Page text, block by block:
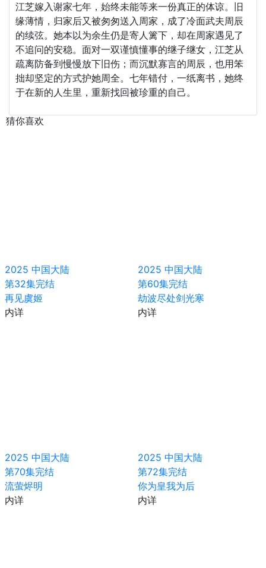
江芝嫁入谢家七年，始终未能等来一份真正的体谅。旧
缘薄情，归家后又被匆匆送入周家，成了冷面武夫周辰
的续弦。她本以为余生仍是寄人篱下，却在周家遇见了
不追问的安稳。面对一双谨慎懂事的继子继女，江芝从
疏离防备到慢慢放下旧伤；而沉默寡言的周辰，也用笨
拙却坚定的方式护她周全。七年错付，一纸离书，她终
于在新的人生里，重新找回被珍重的自己。
猜你喜欢
2025 中国大陆
第32集完结
再见虞姬
内详
2025 中国大陆
第60集完结
劫波尽处剑光寒
内详
2025 中国大陆
第70集完结
流萤烬明
内详
2025 中国大陆
第72集完结
你为皇我为后
内详